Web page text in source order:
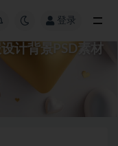
登录
计背景PSD素材